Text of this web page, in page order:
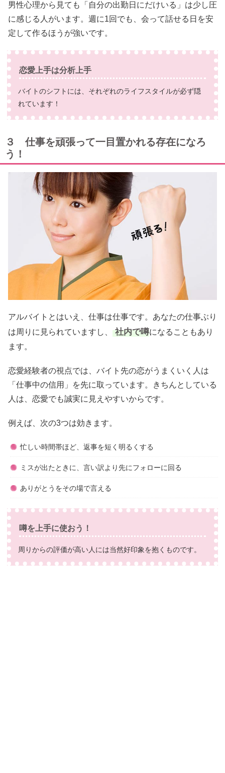
男性心理から見ても「自分の出勤日にだけいる」は少し圧
に感じる人がいます。週に1回でも、会って話せる日を安
定して作るほうが強いです。
恋愛上手は分析上手
バイトのシフトには、それぞれのライフスタイルが必ず隠
れています！
３ 仕事を頑張って一目置かれる存在になろ
う！
アルバイトとはいえ、仕事は仕事です。あなたの仕事ぶり
は周りに見られていますし、
社内で噂になることもあり
ます。
恋愛経験者の視点では、バイト先の恋がうまくいく人は
「仕事中の信用」を先に取っています。きちんとしている
人は、恋愛でも誠実に見えやすいからです。
例えば、次の3つは効きます。
忙しい時間帯ほど、返事を短く明るくする
ミスが出たときに、言い訳より先にフォローに回る
ありがとうをその場で言える
噂を上手に使おう！
周りからの評価が高い人には当然好印象を抱くものです。